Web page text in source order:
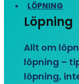
LÖPNING
Löpning
Allt om
löpning –
löpning,